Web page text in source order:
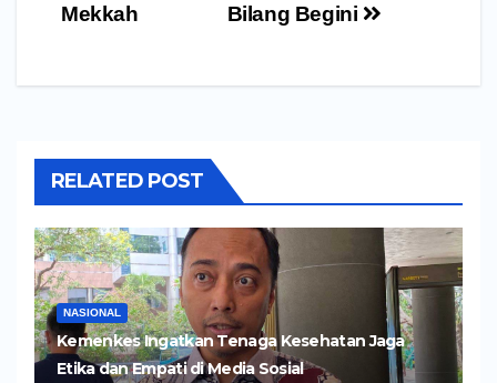
Bilang Begini
Mekkah
RELATED POST
NASIONAL
Kemenkes Ingatkan Tenaga Kesehatan Jaga
Etika dan Empati di Media Sosial